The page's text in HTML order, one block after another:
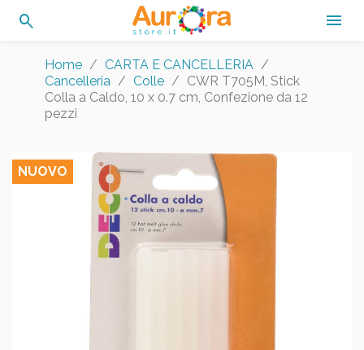
search 
Home
CARTA E CANCELLERIA
Cancelleria
Colle
CWR T705M, Stick
Colla a Caldo, 10 x 0.7 cm, Confezione da 12
pezzi
NUOVO